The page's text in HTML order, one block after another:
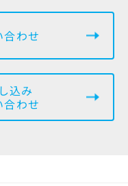
わせ
込み
わせ